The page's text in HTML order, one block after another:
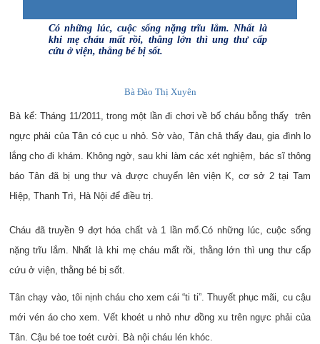
Có những lúc, cuộc sống nặng trĩu lắm. Nhất là
khi mẹ cháu mất rồi, thằng lớn thì ung thư cấp
cứu ở viện, thằng bé bị sốt.
Bà Đào Thị Xuyên
Bà kể: Tháng 11/2011, trong một lần đi chơi về bố cháu bỗng thấy trên
ngực phải của Tân có cục u nhỏ. Sờ vào, Tân chả thấy đau, gia đình lo
lắng cho đi khám. Không ngờ, sau khi làm các xét nghiệm, bác sĩ thông
báo Tân đã bị ung thư và được chuyển lên viện K, cơ sở 2 tại Tam
Hiệp, Thanh Trì, Hà Nội để điều trị.
Cháu đã truyền 9 đợt hóa chất và 1 lần mổ.Có những lúc, cuộc sống
nặng trĩu lắm. Nhất là khi mẹ cháu mất rồi, thằng lớn thì ung thư cấp
cứu ở viện, thằng bé bị sốt.
Tân chạy vào, tôi nịnh cháu cho xem cái “ti ti”. Thuyết phục mãi, cu cậu
mới vén áo cho xem. Vết khoét u nhỏ như đồng xu trên ngực phải của
Tân. Cậu bé toe toét cười. Bà nội cháu én khóc.